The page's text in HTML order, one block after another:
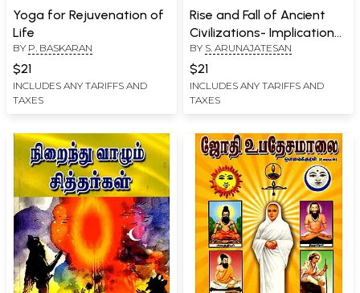
Yoga for Rejuvenation of
Life
BY P. BASKARAN
$21
INCLUDES ANY TARIFFS AND
TAXES
Rise and Fall of Ancient
Civilizations- Implications
for India
BY S. ARUNAJATESAN
$21
INCLUDES ANY TARIFFS AND
TAXES